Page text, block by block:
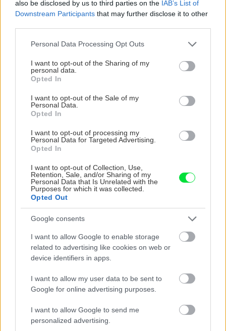
also be disclosed by us to third parties on the IAB’s List of
Downstream Participants that may further disclose it to other
Please note that this website/app uses one or more Google
not limited to your visit or usage behaviour. You may click to
grant or deny consent to Google and its third-party tags to
use your data for below specified purposes in below Google
consent section.
Personal Data Processing Opt Outs
I want to opt-out of the Sharing of my
personal data.
Opted In
I want to opt-out of the Sale of my
Personal Data.
Opted In
I want to opt-out of processing my
Personal Data for Targeted Advertising.
Opted In
I want to opt-out of Collection, Use,
Retention, Sale, and/or Sharing of my
Personal Data that Is Unrelated with the
Purposes for which it was collected.
Opted Out
Google consents
I want to allow Google to enable storage
related to advertising like cookies on web or
device identifiers in apps.
I want to allow my user data to be sent to
Google for online advertising purposes.
I want to allow Google to send me
personalized advertising.
CHALUPA
Na Morave prerobila
nepoznanie: Keď
vojdete dnu, zabudnete,
že nie ste v Toskánsku
S motorovou pílou sa
Slovák sa nebál a v
Čičmanoch si postavil
montovaný domček v
Temné stránky chalúp:
10 najčastejších
Žena, búracie kladivo a